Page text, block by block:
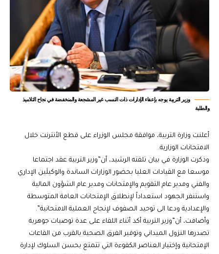
وزير التربية يوجه بإعفاء الإدارات ذات النسب غير المشجعة والمنخفضة في نجاح التلاميذ
والطلبة
أعلنت وزارة التربية، موافقة مجلس الوزراء على قطع الأنترنت خلال
الامتحانات الوزارية.
وذكرت الوزارة في بيان تلقته الرشيد، أن”وزير التربية عقد اجتماعا
موسعا مع القيادات العليا بحضور الوزارات الساندة والوكيلَين الإداري
والفني ومدير عام التقويم والإمتحانات ومدير عام الشؤون المالية
واستنفر الجهود استعداداً لإنطلاق الإمتحانات العامة المتوسطة
والإعدادية ودعا الى توحيد الصفوف لإنجاح العملية الامتحانية”.
وأضافت، أن”وزير التربية أكد أثناء اللقاء على عدة توصيات جوهرية
تصدرها النزول الميداني وتوفير الفرق الصحية بالقرب من القاعات
الإمتحانية وإختيار العناصر الكفوءة التي تتمتع بحسن السلوك لإدارة